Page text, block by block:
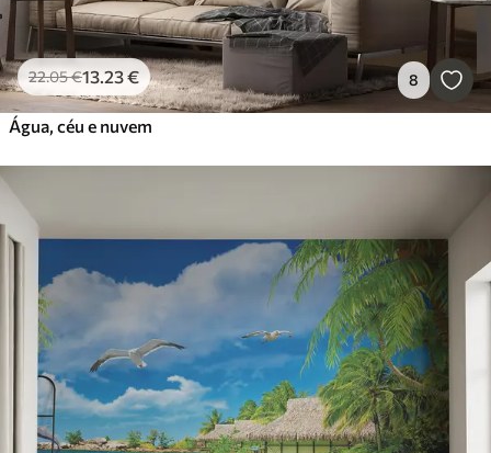
22.05€13.23€ 8
Água, céu e nuvem